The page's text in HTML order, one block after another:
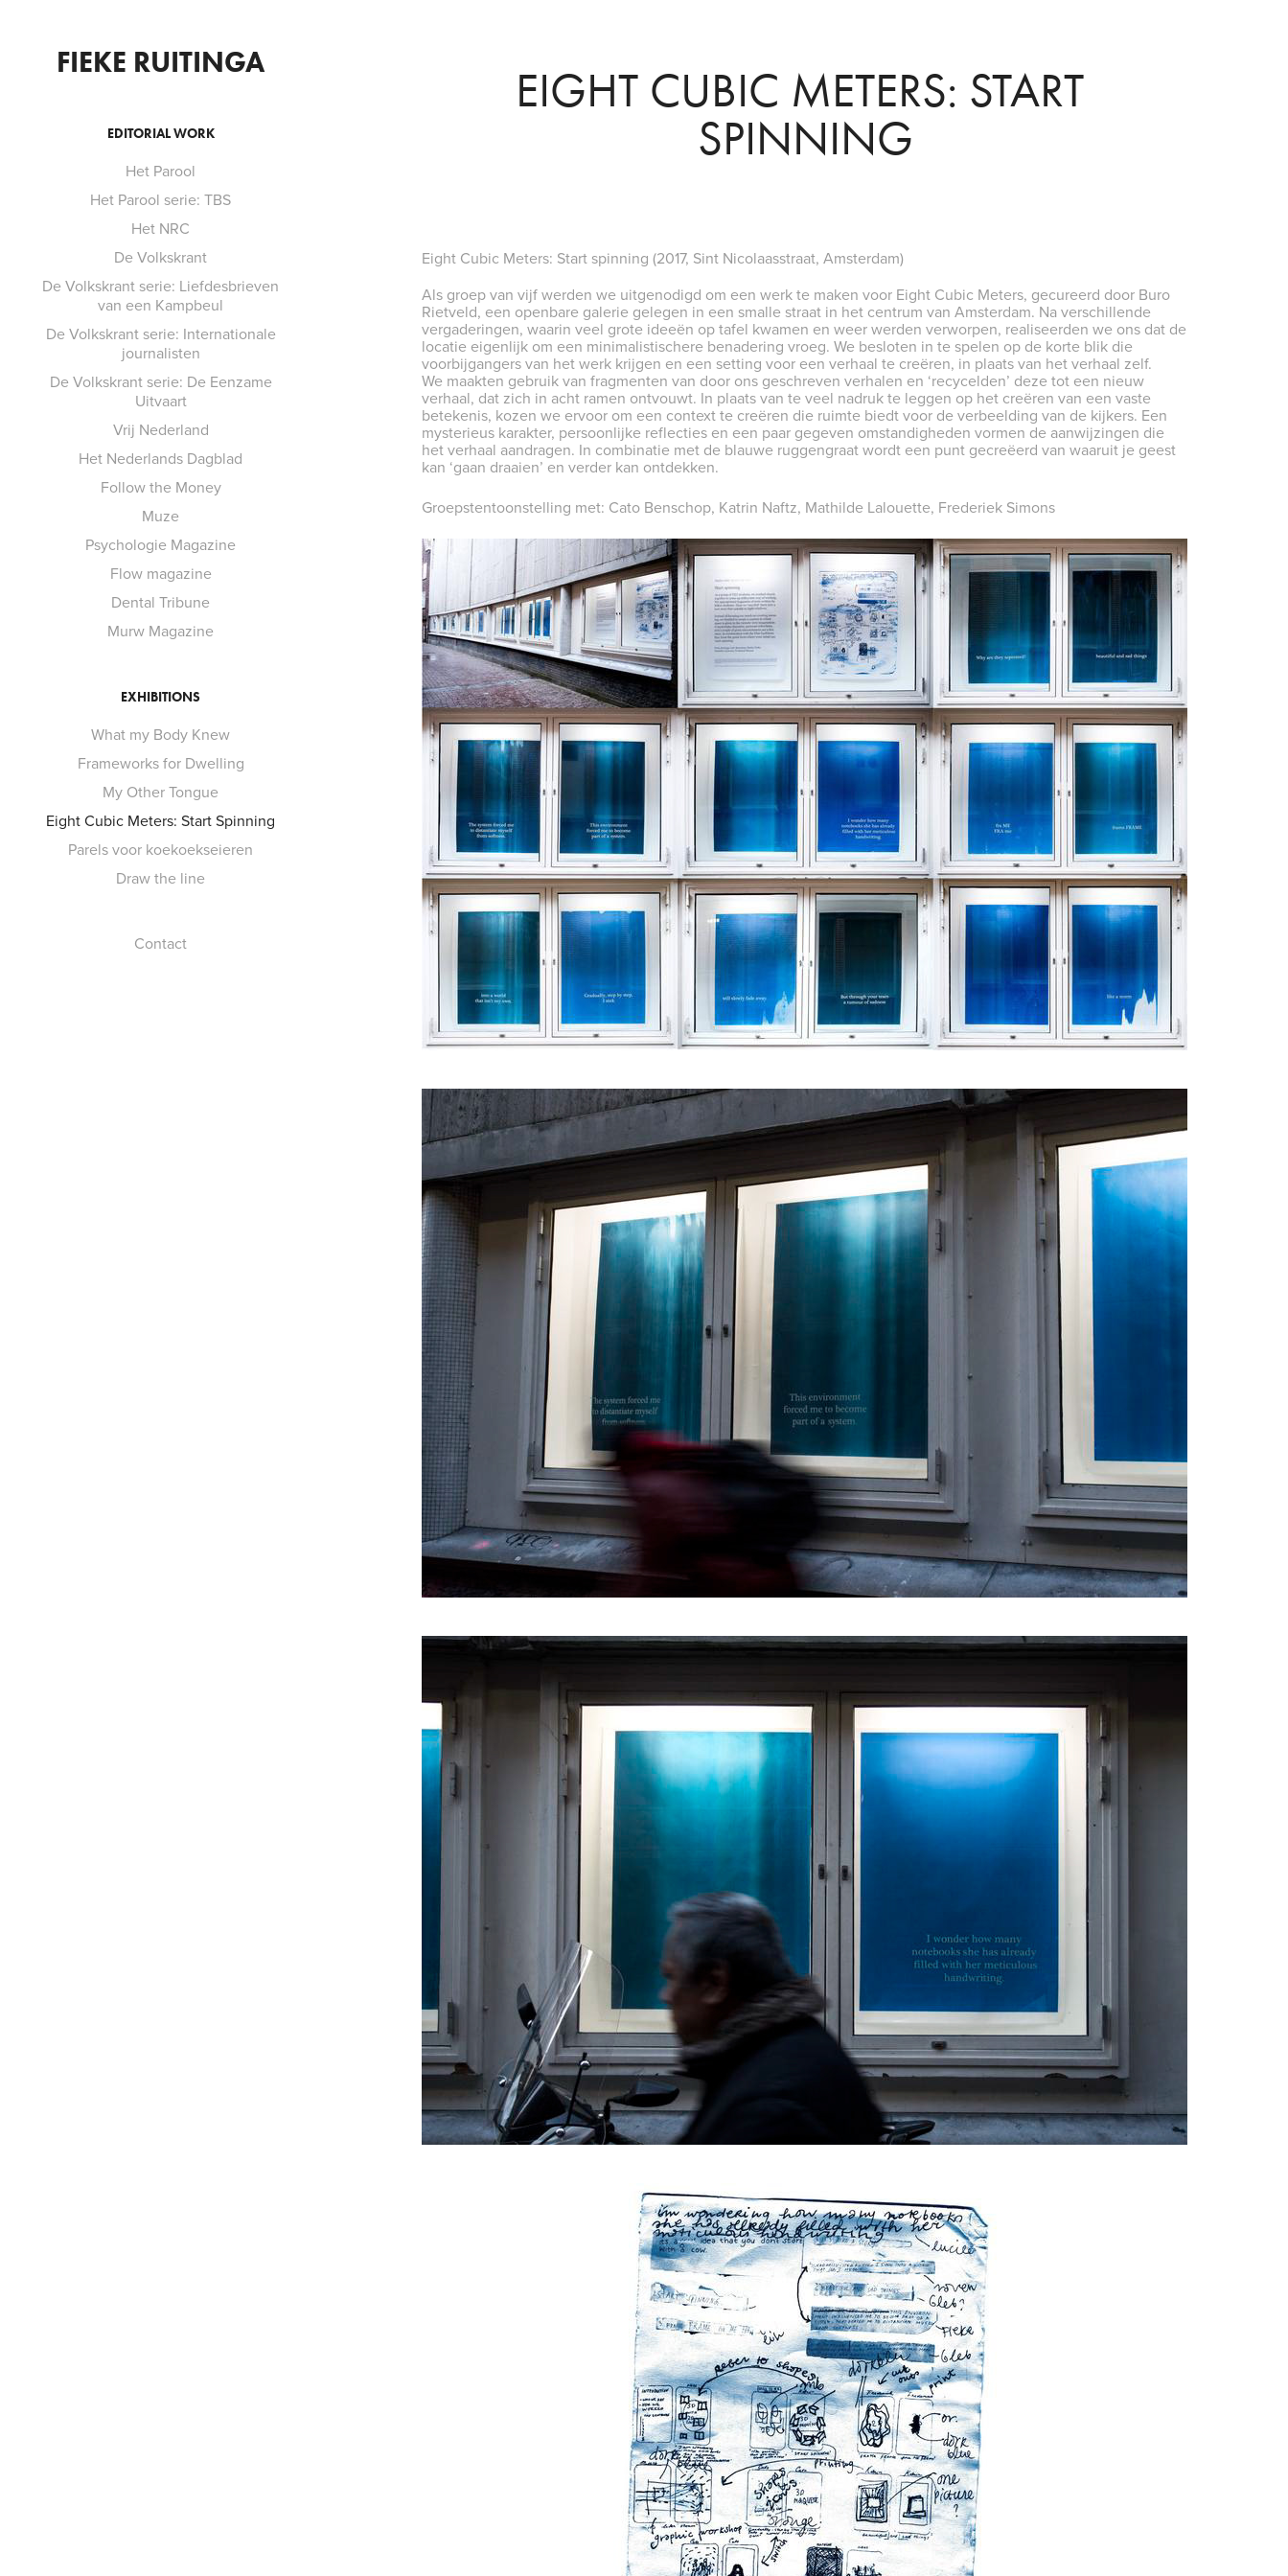
FIEKE RUITINGA
EDITORIAL WORK
Het Parool
Het Parool serie: TBS
Het NRC
De Volkskrant
De Volkskrant serie: Liefdesbrieven
van een Kampbeul
De Volkskrant serie: Internationale
journalisten
De Volkskrant serie: De Eenzame
Uitvaart
Vrij Nederland
Het Nederlands Dagblad
Follow the Money
Muze
Psychologie Magazine
Flow magazine
Dental Tribune
Murw Magazine
EXHIBITIONS
What my Body Knew
Frameworks for Dwelling
My Other Tongue
Eight Cubic Meters: Start Spinning
Parels voor koekoekseieren
Draw the line
Contact
EIGHT CUBIC METERS: START
SPINNING
Eight Cubic Meters: Start spinning (2017, Sint Nicolaasstraat, Amsterdam)
Als groep van vijf werden we uitgenodigd om een werk te maken voor Eight Cubic Meters, gecureerd door Buro
Rietveld, een openbare galerie gelegen in een smalle straat in het centrum van Amsterdam. Na verschillende
vergaderingen, waarin veel grote ideeën op tafel kwamen en weer werden verworpen, realiseerden we ons dat de
locatie eigenlijk om een minimalistischere benadering vroeg. We besloten in te spelen op de korte blik die
voorbijgangers van het werk krijgen en een setting voor een verhaal te creëren, in plaats van het verhaal zelf.
We maakten gebruik van fragmenten van door ons geschreven verhalen en ‘recycelden’ deze tot een nieuw
verhaal, dat zich in acht ramen ontvouwt. In plaats van te veel nadruk te leggen op het creëren van een vaste
betekenis, kozen we ervoor om een context te creëren die ruimte biedt voor de verbeelding van de kijkers. Een
mysterieus karakter, persoonlijke reflecties en een paar gegeven omstandigheden vormen de aanwijzingen die
het verhaal aandragen. In combinatie met de blauwe ruggengraat wordt een punt gecreëerd van waaruit je geest
kan ‘gaan draaien’ en verder kan ontdekken.
Groepstentoonstelling met: Cato Benschop, Katrin Naftz, Mathilde Lalouette, Frederiek Simons